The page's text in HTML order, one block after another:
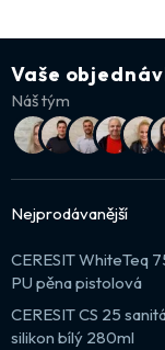
Vaše
Náš tým
Nejprodávanější
CERESIT WhiteTeq
PU pěna pistolová
CERESIT CS 25
silikon bílý 280ml